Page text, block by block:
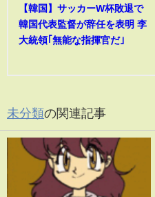
【韓国】サッカーW杯敗退で
韓国代表監督が辞任を表明 李
大統領｢無能な指揮官だ｣
未分類の関連記事